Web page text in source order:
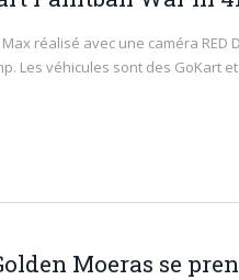
réalisé avec une caméra RED
Les véhicules sont des GoKart
Moeras se